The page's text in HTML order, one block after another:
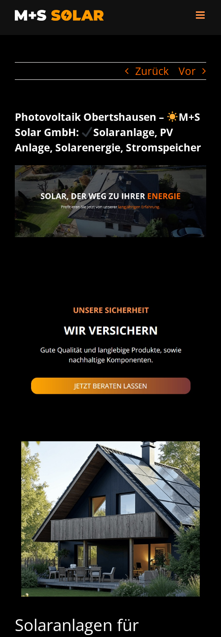
Zum
Inhalt
Zurück Vor
Photovoltaik Obertshausen –
M+S
Solar GmbH:
Solaranlage, PV
Anlage, Solarenergie, Stromspeicher
Solaranlagen für